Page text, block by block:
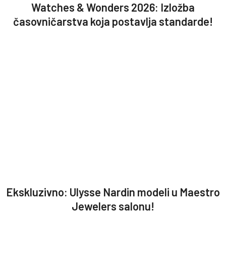
Watches & Wonders 2026: Izložba
časovničarstva koja postavlja standarde!
Ekskluzivno: Ulysse Nardin modeli u Maestro
Jewelers salonu!